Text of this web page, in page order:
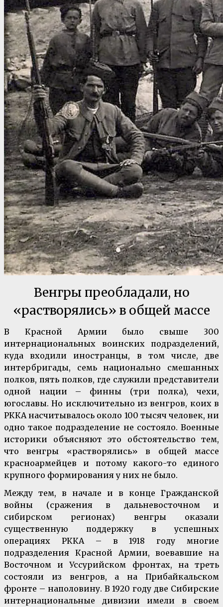
Венгры преобладали, но
«растворялись» в общей массе
В Красной Армии было свыше 300
интернациональных воинских подразделений,
куда входили иностранцы, в том числе, две
интербригады, семь национально смешанных
полков, пять полков, где служили представители
одной нации – финны (три полка), чехи,
югославы. Но исключительно из венгров, коих в
РККА насчитывалось около 100 тысяч человек, ни
одно такое подразделение не состояло. Военные
историки объясняют это обстоятельство тем,
что венгры «растворялись» в общей массе
красноармейцев и потому какого-то единого
крупного формирования у них не было.
Между тем, в начале и в конце Гражданской
войны (сражения в дальневосточном и
сибирском регионах) венгры оказали
существенную поддержку в успешных
операциях РККА – в 1918 году многие
подразделения Красной Армии, воевавшие на
Восточном и Уссурийском фронтах, на треть
состояли из венгров, а на Прибайкальском
фронте – наполовину. В 1920 году две Сибирские
интернациональные дивизии имели в своем